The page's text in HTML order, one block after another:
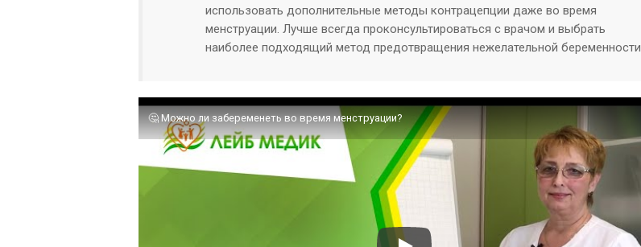
использовать дополнительные методы контрацепции даже во время
менструации. Лучше всегда проконсультироваться с врачом и выбрать
наиболее подходящий метод предотвращения нежелательной беременности.
🤔 Можно ли забеременеть во время менструации?